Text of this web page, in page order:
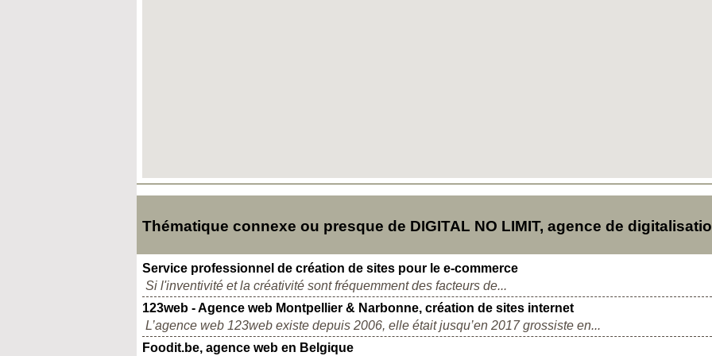
Thématique connexe ou presque de DIGITAL NO LIMIT, agence de
Service professionnel de création de sites pour le e-commerce
Si l'inventivité et la créativité sont fréquemment des facteurs de...
123web - Agence web Montpellier & Narbonne, création de sites internet
L’agence web 123web existe depuis 2006, elle était jusqu’en 2017 grossiste en...
Foodit.be, agence web en Belgique